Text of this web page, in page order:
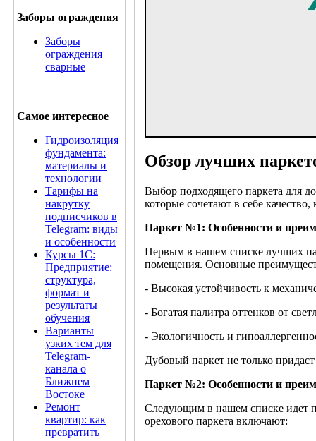
Заборы ограждения
Заборы
ограждения
сварные
Самое интересное
Гидроизоляция
фундамента:
материалы и
технологии
Тарифы на
накрутку
подписчиков в
Telegram: виды
и особенности
Курсы 1С:
Предприятие:
структура,
формат и
результаты
обучения
Варианты
узких тем для
Telegram-
канала о
Ближнем
Востоке
Ремонт
квартир: как
превратить
Обзор лучших
Выбор подходящего паркета для
которые сочетают в себе
Паркет №1: Особенности и
Первым в нашем списке лучших
помещения. Основные
- Высокая устойчивость к
- Богатая палитра оттенков от
- Экологичность и
Дубовый паркет не только
Паркет №2: Особенности и
Следующим в нашем списке идет
орехового паркета включают: